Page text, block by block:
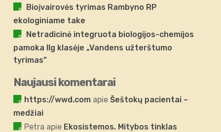
Bioįvairovės tyrimas Rambyno RP
ekologiniame take
Netradicinė integruota biologijos-chemijos
pamoka IIg klasėje „Vandens užterštumo
tyrimas”
Naujausi komentarai
https://wwd.com apieŠeštokų pacientai –
medžiai
Petra apie Ekosistemos. Mitybos tinklas